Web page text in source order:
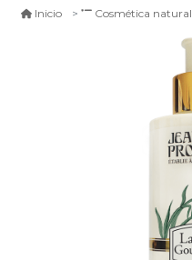
Inicio Cosmética natural